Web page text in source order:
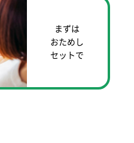
まずは
おためし
セットで